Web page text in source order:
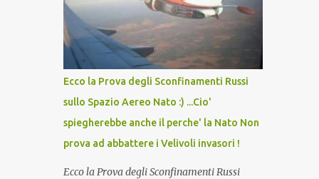
lo scopo della temperatura? Qualcuno a suo
tempo ribattezzo' il Vaccino come: l' Amaro
del Capo, era "spettacolare Ghiacciato, ma
andava bene anche, a Temperatura
Ambiente"! Riproponiamo l'articolo per NON
Ecco la Prova degli Sconfinamenti Russi
sullo Spazio Aereo Nato :) ...Cio'
spiegherebbe anche il perche' la Nato Non
prova ad abbattere i Velivoli invasori !
Ecco la Prova degli Sconfinamenti Russi